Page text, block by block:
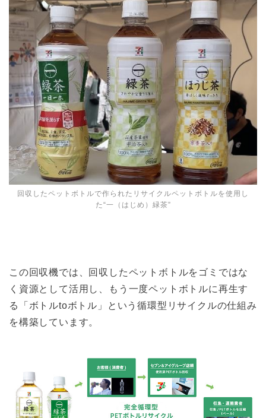
回収したペットボトルで作られたリサイクルペットボトルを使用し
た“一（はじめ）緑茶”
この回収機では、回収したペットボトルをゴミではな
く資源として活用し、もう一度ペットボトルに再生す
る「ボトルtoボトル」という循環型リサイクルの仕組み
を構築しています。